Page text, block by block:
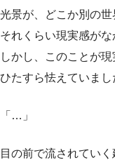
光景が、どこか別の世
それくらい現実感が
しかし、このことが
ひたすら怯えていまし
「…」
目の前で流されてい